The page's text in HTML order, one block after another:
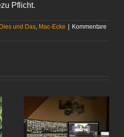
Pflicht.
Dies und Das Mac-Ecke | Kommentare